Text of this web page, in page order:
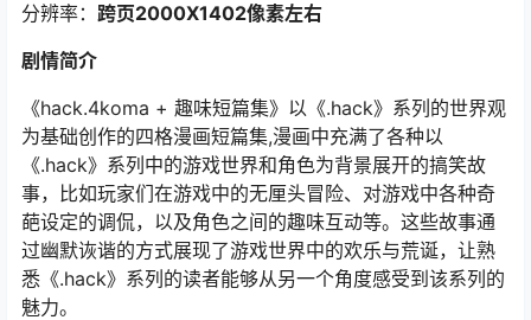
分辨率： 跨页2000X1402像素左右
剧情简介
《hack.4koma + 趣味短篇集》以《.hack》系列的世界观
为基础创作的四格漫画短篇集,漫画中充满了各种以
《.hack》系列中的游戏世界和角色为背景展开的搞笑故
事，比如玩家们在游戏中的无厘头冒险、对游戏中各种奇
葩设定的调侃，以及角色之间的趣味互动等。这些故事通
过幽默诙谐的方式展现了游戏世界中的欢乐与荒诞，让熟
悉《.hack》系列的读者能够从另一个角度感受到该系列的
魅力。